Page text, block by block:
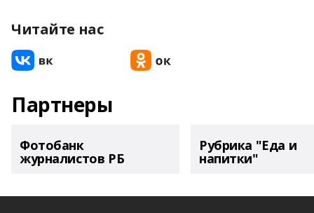
Читайте нас
Партнеры
Фотобанк
журналистов РБ
Рубрика "Еда и
напитки"